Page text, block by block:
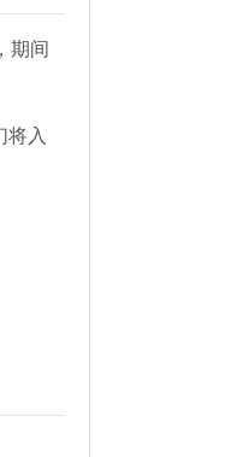
期间
将入